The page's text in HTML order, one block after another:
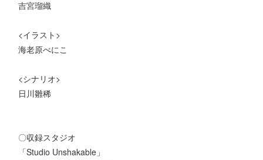
吉宮瑠織
<イラスト>
海老原べにこ
<シナリオ>
日川雛稀
〇収録スタジオ
「Studio Unshakable」